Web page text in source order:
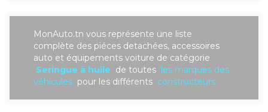
MonAuto.tn vous représente une liste
complète des piéces detachées, accessoires
auto et équipements voiture de catégorie
Seringue à huile de toutes les marques des
véhicules pour les différents constructeurs